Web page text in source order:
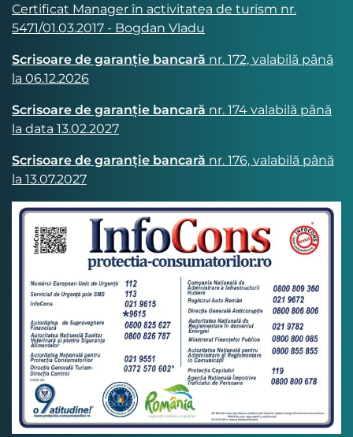
Certificat Manager în activitatea de turism nr.
5471/01.03.2017 - Bogdan Vladu
Scrisoare de garanție bancară nr. 172, valabilă până
la 06.12.2026
Scrisoare de garanție bancară nr. 174 valabilă până
la data 13.02.2027
Scrisoare de garanție bancară nr. 176, valabilă până
la 13.07.2027